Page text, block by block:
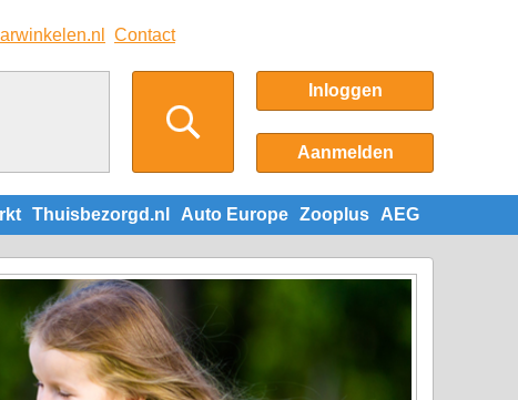
Contact
Inloggen
Aanmelden
Thuisbezorgd.nl Auto Europe Zooplus AEG